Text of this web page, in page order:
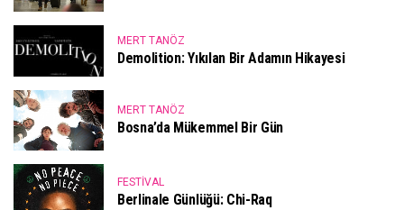
MERT TANÖZ
Demolition: Yıkılan Bir Adamın Hikayesi
MERT TANÖZ
Bosna’da Mükemmel Bir Gün
FESTIVAL
Berlinale Günlüğü: Chi-Raq